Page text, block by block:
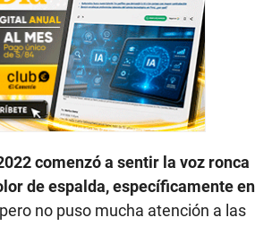
comenzó a sentir la voz ronca
de espalda, específicamente en
no puso mucha atención a las